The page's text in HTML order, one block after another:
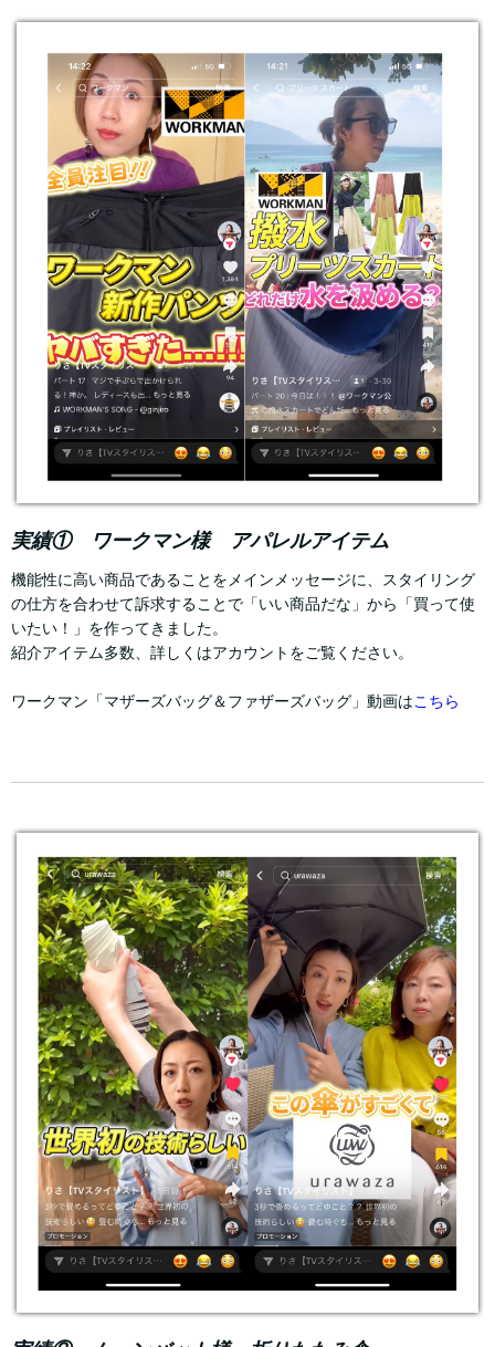
実績① ワークマン様 アパレルアイテム
機能性に高い商品であることをメインメッセージに、スタイリング
の仕方を合わせて訴求することで「いい商品だな」から「買って使
いたい！」を作ってきました。
紹介アイテム多数、詳しくはアカウントをご覧ください。
ワークマン「マザーズバッグ＆ファザーズバッグ」動画はこちら